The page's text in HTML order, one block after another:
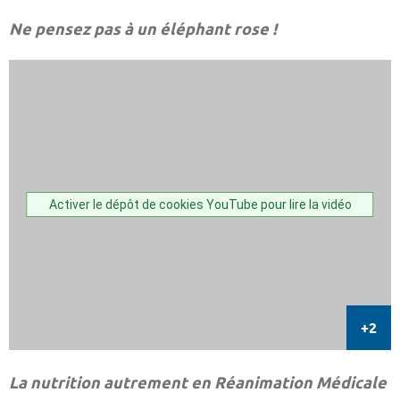
Ne pensez pas à un éléphant rose !
Activer le dépôt de cookies YouTube pour lire la vidéo
La nutrition autrement en Réanimation Médicale